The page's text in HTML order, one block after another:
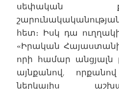
սեփական
հետ։ Իսկ դա
«Իրական
որի համար անցյալն
այնքանով,
ներկայիս